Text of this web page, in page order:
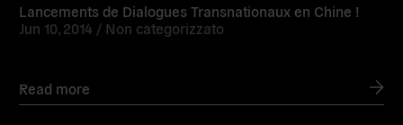
Lancements de Dialogues Transnationaux en Chine !
Jun 10, 2014 / Non categorizzato
Read more